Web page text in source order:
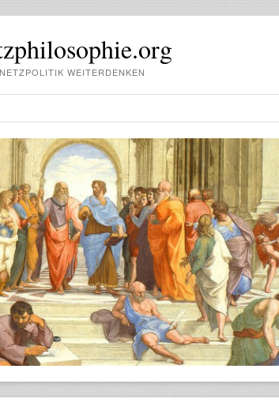
NETZPOLITIK WEITERDENKEN